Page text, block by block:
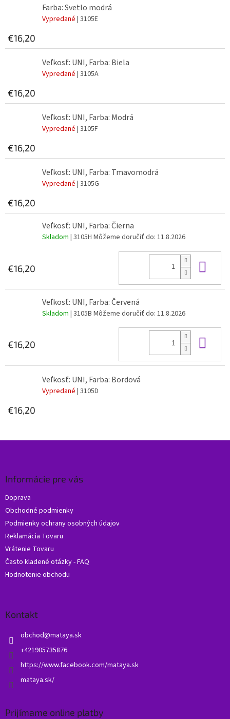
Farba: Svetlo modrá
Vypredané | 3105E
€16,20
Veľkosť: UNI, Farba: Biela
Vypredané | 3105A
€16,20
Veľkosť: UNI, Farba: Modrá
Vypredané | 3105F
€16,20
Veľkosť: UNI, Farba: Tmavomodrá
Vypredané | 3105G
€16,20
Veľkosť: UNI, Farba: Čierna
Skladom | 3105H Môžeme doručiť do: 11.8.2026
€16,20
Veľkosť: UNI, Farba: Červená
Skladom | 3105B Môžeme doručiť do: 11.8.2026
€16,20
Veľkosť: UNI, Farba: Bordová
Vypredané | 3105D
€16,20
Informácie pre vás
Doprava
Obchodné podmienky
Podmienky ochrany osobných údajov
Reklamácia Tovaru
Vrátenie Tovaru
Často kladené otázky - FAQ
Hodnotenie obchodu
Kontakt
obchod@mataya.sk
+421905735876
https://www.facebook.com/mataya.sk
mataya.sk/
Prijímame online platby